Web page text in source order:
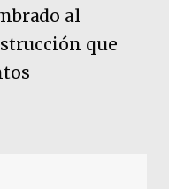
al
que